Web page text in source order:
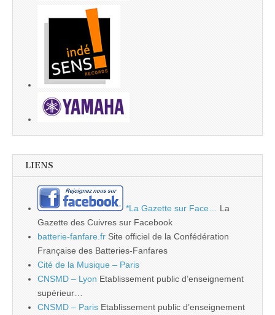
LIENS
*La Gazette sur Face…
La
Gazette des Cuivres sur Facebook
batterie-fanfare.fr Site officiel de la Confédération
Française des Batteries-Fanfares
Cité de la Musique – Paris
CNSMD – Lyon Etablissement public d’enseignement
supérieur…
CNSMD – Paris Etablissement public d’enseignement